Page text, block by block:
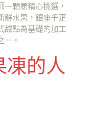
顆顆精心挑選，
鮮水果，銀座千疋
甜點為基礎的加工
一。
凍的人